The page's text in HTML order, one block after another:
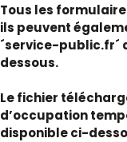
Tous les
ils peuvent
´service-public.fr´
dessous.
Le fichier
d’occupation
disponible ci-